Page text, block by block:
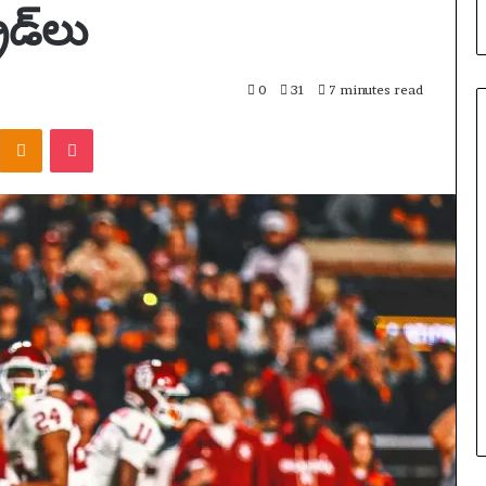
0 31 7 minutes read
అకోలైట్ యొక్క
మరియు వారం
| సంగీతం
ఆ
స్ట్రే
లి
యా
యొ
క్క
సో
ష
ల్
మీ
డి
యా
ని
డిసెంబర్ 13, 2025
ఆస్ట్రేలియా యొక్క సోషల్ మీడియా
నిషేధం కేవలం ఒక అడ్డంకితో
ప్రారంభించబడింది – కానీ నిజమైన పరీక్ష
ఇంకా రావలసి ఉంది | సోషల్ మీడియా
నిషేధం